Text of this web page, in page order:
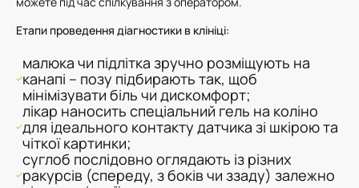
Етапи проведення діагностики в клініці:
малюка чи підлітка зручно розміщують на
канапі – позу підбирають так, щоб
мінімізувати біль чи дискомфорт;
лікар наносить спеціальний гель на коліно
для ідеального контакту датчика зі шкірою та
чіткої картинки;
суглоб послідовно оглядають із різних
ракурсів (спереду, з боків чи ззаду) залежно